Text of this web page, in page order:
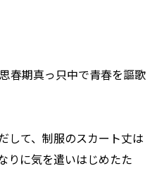
春期真っ只中で青春を謳歌
して、制服のスカート丈は
りに気を遣いはじめたた